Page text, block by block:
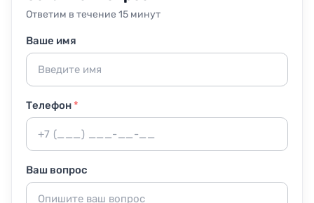
Ответим в течение 15 минут
Ваше имя
Телефон*
Ваш вопрос
зависимости от вида вредителей и условий
помещения. При повторных появлениях устраняем без
доплат.